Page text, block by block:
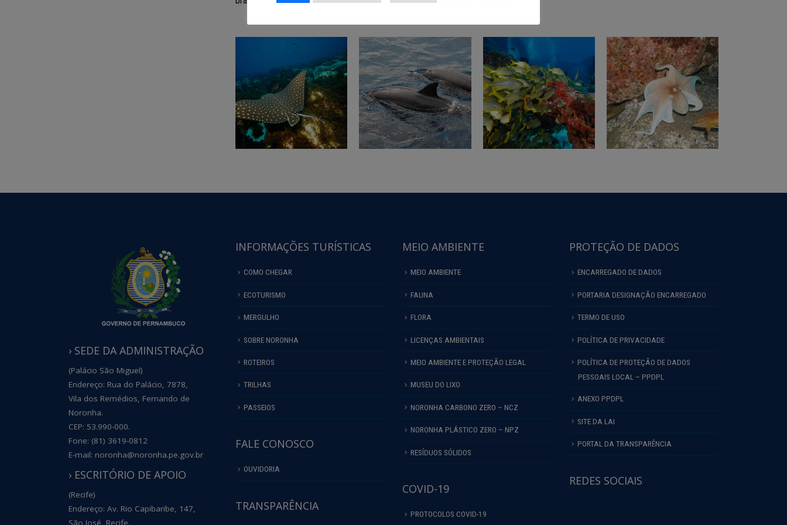
› SEDE DA ADMINISTRAÇÃO
(Palácio São Miguel)
Endereço: Rua do Palácio, 7878,
Vila dos Remédios, Fernando de
Noronha.
CEP: 53.990-000.
Fone: (81) 3619-0812
E-mail: noronha@noronha.pe.gov.br
› ESCRITÓRIO DE APOIO
(Recife)
Endereço: Av. Rio Capibaribe, 147,
São José, Recife.
INFORMAÇÕES TURÍSTICAS
COMO CHEGAR
ECOTURISMO
MERGULHO
SOBRE NORONHA
ROTEIROS
TRILHAS
PASSEIOS
FALE CONOSCO
OUVIDORIA
TRANSPARÊNCIA
MEIO AMBIENTE
MEIO AMBIENTE
FAUNA
FLORA
LICENÇAS AMBIENTAIS
MEIO AMBIENTE E PROTEÇÃO LEGAL
MUSEU DO LIXO
NORONHA CARBONO ZERO – NCZ
NORONHA PLÁSTICO ZERO – NPZ
RESÍDUOS SÓLIDOS
COVID-19
PROTOCOLOS COVID-19
PROTEÇÃO DE DADOS
ENCARREGADO DE DADOS
PORTARIA DESIGNAÇÃO ENCARREGADO
TERMO DE USO
POLÍTICA DE PRIVACIDADE
POLÍTICA DE PROTEÇÃO DE DADOS
PESSOAIS LOCAL – PPDPL
ANEXO PPDPL
SITE DA LAI
PORTAL DA TRANSPARÊNCIA
REDES SOCIAIS